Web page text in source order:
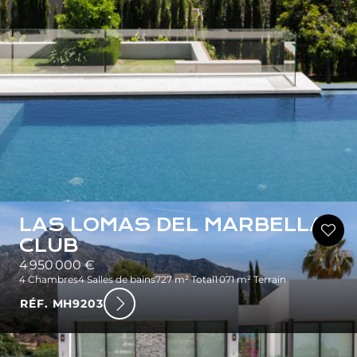
LAS LOMAS DEL MARBELLA
CLUB
4 950 000 €
4 Chambres4 Salles de bains727 m² Total1 071 m² Terrain
RÉF. MH9203